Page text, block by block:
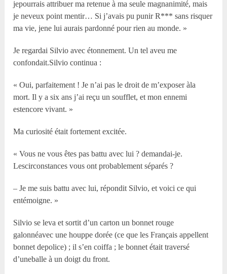
jepourrais attribuer ma retenue à ma seule magnanimité, mais
je neveux point mentir… Si j’avais pu punir R*** sans risquer
ma vie, jene lui aurais pardonné pour rien au monde. »
Je regardai Silvio avec étonnement. Un tel aveu me
confondait.Silvio continua :
« Oui, parfaitement ! Je n’ai pas le droit de m’exposer àla
mort. Il y a six ans j’ai reçu un soufflet, et mon ennemi
estencore vivant. »
Ma curiosité était fortement excitée.
« Vous ne vous êtes pas battu avec lui ? demandai-je.
Lescirconstances vous ont probablement séparés ?
– Je me suis battu avec lui, répondit Silvio, et voici ce qui
entémoigne. »
Silvio se leva et sortit d’un carton un bonnet rouge
galonnéavec une houppe dorée (ce que les Français appellent
bonnet depolice) ; il s’en coiffa ; le bonnet était traversé
d’uneballe à un doigt du front.